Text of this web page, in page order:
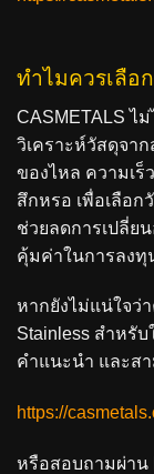
ทำไมควรเลือ
CASMETALS ไ
วิเคราะห์วัสดุจา
ของไหล ความเ
สึกหรอ เพื่อเลือก
ช่วยลดการเปลี่ย
คุ้มค่าในการลงทุ
หากยังไม่แน่ใจว่า
Stainless สำหรั
คำแนะนำ และส
https://
หรือสอบถามผ่าน